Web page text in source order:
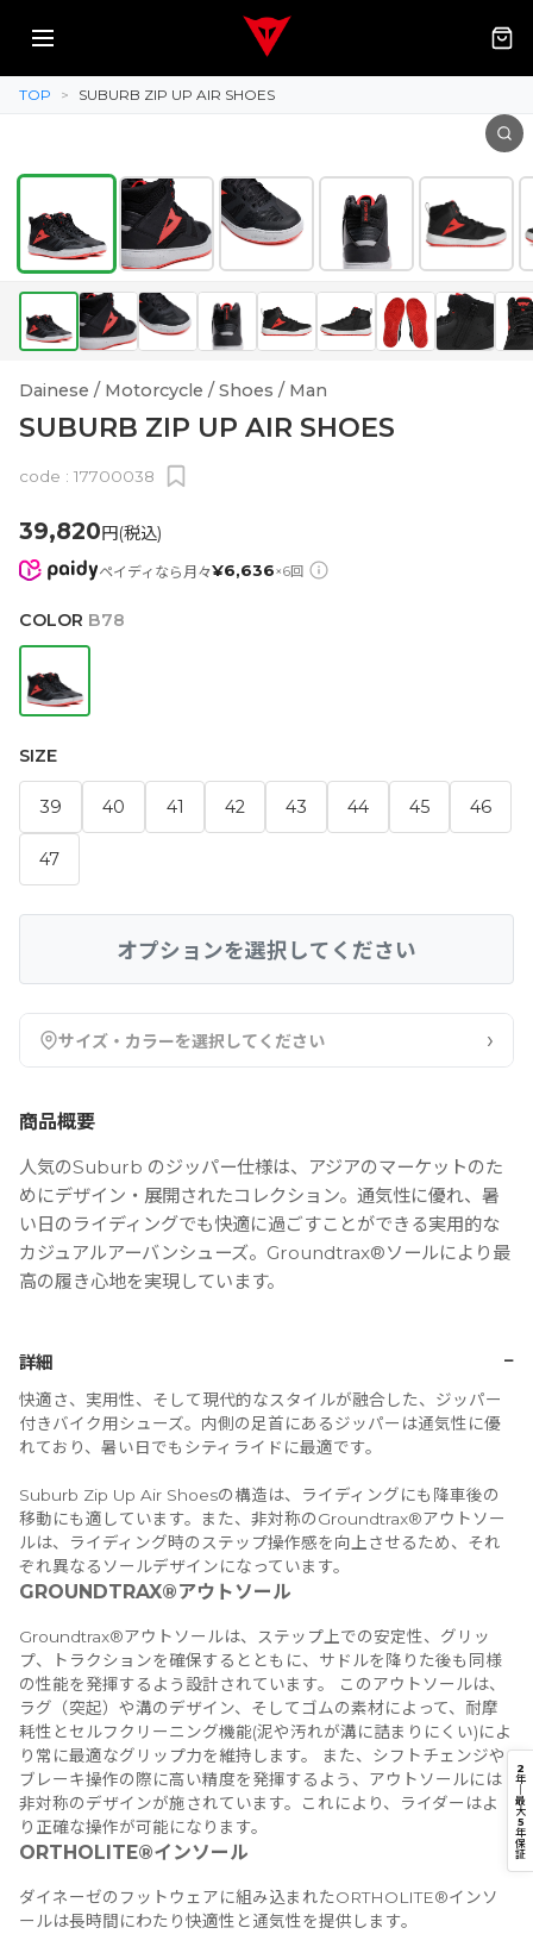
TOP > SUBURB ZIP UP AIR SHOES
Dainese / Motorcycle / Shoes / Man
SUBURB ZIP UP AIR SHOES
code : 17700038
39,820円(税込)
ペイディなら月々¥6,636×6回
COLOR B78
SIZE
39 40 41 42 43 44 45 46
47
オプションを選択してください
サイズ・カラーを選択してください ›
商品概要
人気のSuburb のジッパー仕様は、アジアのマーケットのた
めにデザイン・展開されたコレクション。通気性に優れ、暑
い日のライディングでも快適に過ごすことができる実用的な
カジュアルアーバンシューズ。Groundtrax®ソールにより最
高の履き心地を実現しています。
詳細 −
快適さ、実用性、そして現代的なスタイルが融合した、ジッパー
付きバイク用シューズ。内側の足首にあるジッパーは通気性に優
れており、暑い日でもシティライドに最適です。
Suburb Zip Up Air Shoesの構造は、ライディングにも降車後の
移動にも適しています。また、非対称のGroundtrax®アウトソー
ルは、ライディング時のステップ操作感を向上させるため、それ
ぞれ異なるソールデザインになっています。
GROUNDTRAX®アウトソール
Groundtrax®アウトソールは、ステップ上での安定性、グリッ
プ、トラクションを確保するとともに、サドルを降りた後も同様
の性能を発揮するよう設計されています。 このアウトソールは、
ラグ（突起）や溝のデザイン、そしてゴムの素材によって、耐摩
耗性とセルフクリーニング機能(泥や汚れが溝に詰まりにくい)によ
り常に最適なグリップ力を維持します。 また、シフトチェンジや
ブレーキ操作の際に高い精度を発揮するよう、アウトソールには
非対称のデザインが施されています。これにより、ライダーはよ
り正確な操作が可能になります。
ORTHOLITE®インソール
ダイネーゼのフットウェアに組み込まれたORTHOLITE®インソ
ールは長時間にわたり快適性と通気性を提供します。
2
年
｜
最
大
5
年
保
証